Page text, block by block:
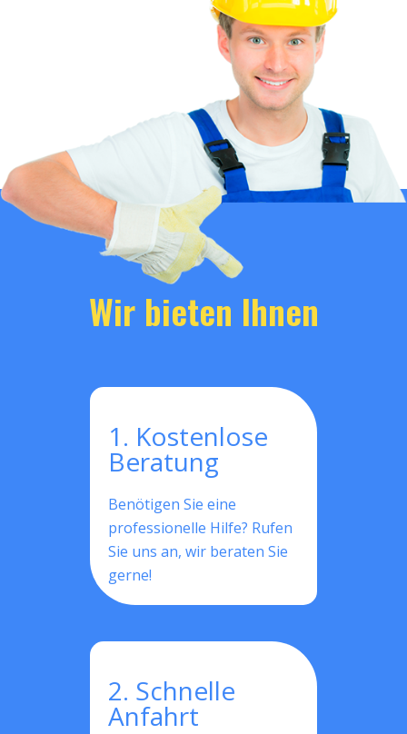
Wir bieten Ihnen
1. Kostenlose
Beratung
Benötigen Sie eine
professionelle Hilfe? Rufen
Sie uns an, wir beraten Sie
gerne!
2. Schnelle
Anfahrt